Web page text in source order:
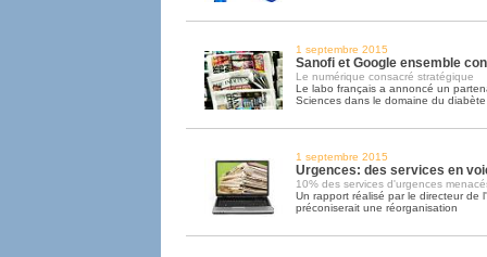
1 septembre 2015
Sanofi et Google ensemble
Le numérique consacré stratégique
Le labo français a annoncé un
Sciences dans le domaine du diabète
1 septembre 2015
Urgences: des services en
10% des services d'urgences
Un rapport réalisé par le directeur de
préconiserait une réorganisation